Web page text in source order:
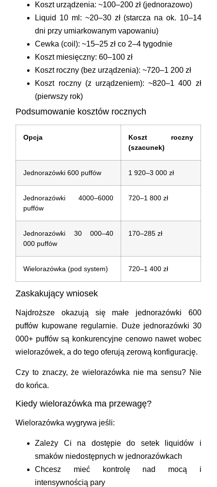
Koszt urządzenia: ~100–200 zł (jednorazowo)
Liquid 10 ml: ~20–30 zł (starcza na ok. 10–14
dni przy umiarkowanym vapowaniu)
Cewka (coil): ~15–25 zł co 2–4 tygodnie
Koszt miesięczny:60–100 zł
Koszt roczny (bez urządzenia): ~720–1 200 zł
Koszt roczny (z urządzeniem): ~820–1 400 zł
(pierwszy rok)
Podsumowanie kosztów rocznych
Opcja
Koszt roczny
(szacunek)
Jednorazówki 600 puffów 1 920–3 000 zł
Jednorazówki 4000–6000
puffów
720–1 800 zł
Jednorazówki 30 000–40
000 puffów
170–285 zł
Wielorazówka (pod system) 720–1 400 zł
Zaskakujący wniosek
Najdroższe okazują się małe jednorazówki 600
puffów kupowane regularnie.
Duże jednorazówki 30
000+ puffów są konkurencyjne cenowo nawet wobec
wielorazówek, a do tego oferują zerową konfigurację.
Czy to znaczy, że wielorazówka nie ma sensu? Nie
do końca.
Kiedy wielorazówka ma przewagę?
Wielorazówka wygrywa jeśli:
Zależy Ci na dostępie do setek liquidów i
smaków niedostępnych w jednorazówkach
Chcesz mieć kontrolę nad mocą i
intensywnością pary